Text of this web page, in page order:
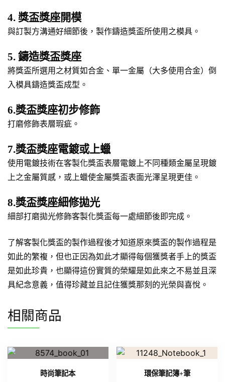
4. 獎盃獎座開模
與訂製方溝通好細節後，製作鑄造獎盃所使用之模具。
5. 鑄造獎盃獎座
將獎盃所選用之材質如合金、單一金屬（大多使用合金）倒
入模具鑄造獎盃成型。
6.獎盃獎座初步修飾
打磨修飾表層瑕疵。
7.獎盃獎座電鍍或上蠟
使用電鍍技術在客製化獎盃表層電鍍上不同種類金屬呈現鍍
上之金屬質感，或上蠟使金屬獎盃表面光澤呈現更佳。
8.獎盃獎座細修拋光
細部打磨拋光修飾客製化獎盃每一處細節後即完成。
了解客製化獎盃的製作過程後才知道原來獎盃的製作過程是
如此的繁複，但也正因為如此才顯得每個獲獎者手上的獎盃
是如此珍貴，也顯得這份實質的榮耀是如此來之不易並且深
具紀念意義，值得珍藏並且記住獲獎那刻的光榮與喜悅。
相關商品
時尚筆記本 環保筆記簿+筆